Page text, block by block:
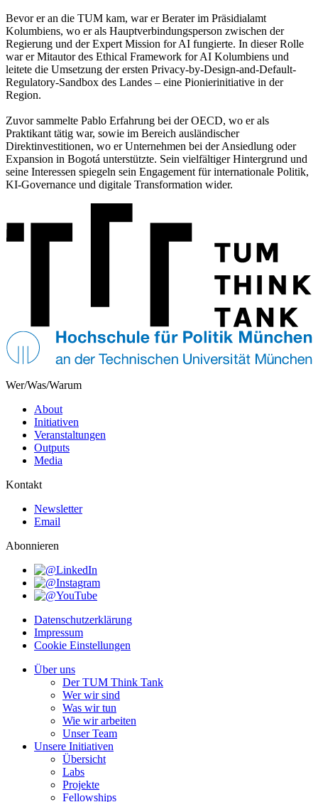
Bevor er an die TUM kam, war er Berater im Präsidialamt
Kolumbiens, wo er als Hauptverbindungsperson zwischen der
Regierung und der Expert Mission for AI fungierte. In dieser Rolle
war er Mitautor des Ethical Framework for AI Kolumbiens und
leitete die Umsetzung der ersten Privacy-by-Design-and-Default-
Regulatory-Sandbox des Landes – eine Pionierinitiative in der
Region.
Zuvor sammelte Pablo Erfahrung bei der OECD, wo er als
Praktikant tätig war, sowie im Bereich ausländischer
Direktinvestitionen, wo er Unternehmen bei der Ansiedlung oder
Expansion in Bogotá unterstützte. Sein vielfältiger Hintergrund und
seine Interessen spiegeln sein Engagement für internationale Politik,
KI-Governance und digitale Transformation wider.
Wer/Was/Warum
About
Initiativen
Veranstaltungen
Outputs
Media
Kontakt
Newsletter
Email
Abonnieren
Datenschutzerklärung
Impressum
Cookie Einstellungen
Über uns
Der TUM Think Tank
Wer wir sind
Was wir tun
Wie wir arbeiten
Unser Team
Unsere Initiativen
Übersicht
Labs
Projekte
Fellowships